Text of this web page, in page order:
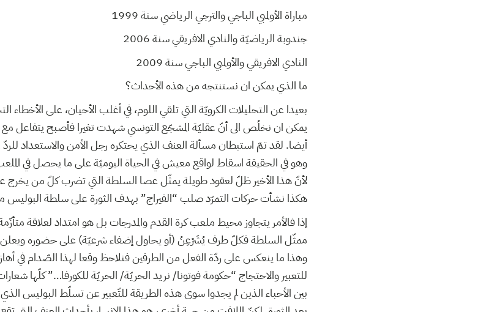
مباراة الأولمبي الباجي والترجي الرياضي سنة 1999
جندوبة الرياضيّة والنادي الافريقي سنة 2006
النادي الافريقي والأولمبي الباجي سنة 2009
ما الذي يمكن ان نستنتجه من هذه الأحداث؟
بعيدا عن التحليلات الكرويّة التي تلقي اللوم، في أغلب الأحيان، على الأخطاء
يمكن ان نخلُص الى أنّ عقليّة المشجّع التونسي شهدت تغيرا فأصبح يتفاعل
أيضا. لقد تمّ استبطان مسألة العنف الذي يحتكره رجل الأمن والاستعداد
وهو في الحقيقة اسقاط لواقع معيش في الحياة اليوميّة على ما يحصل في
لأنّ هذا الأخير ظلّ لعقود طويلة يمثّل عصا السلطة التي تضرب كلّ من يخرج
هكذا نشأت حركات التمرّد صلب “الفيراج” بهدف الثورة على سلطة
إذا فالأمر يتجاوز محيط ملعب كرة القدم والمدرجات بل هو امتداد لعلاقة
ممثّل السلطة فكلّ طرف يُشَرْعِنُ (أو يحاول إضفاء شرعيّة) على حضوره ويعلن
وهذا ما ينعكس على ردّة الفعل من الطرفين فنلاحظ وقعا لهذا الصّدام في
للتعبير والاحتجاج “حكومة فوتونا/ نريد الحريّة/ الحريّة للكورفا…”
بين الأحباء الذين لم يجدوا سوى هذه الطريقة للتّعبير عن تسلّط البوليس